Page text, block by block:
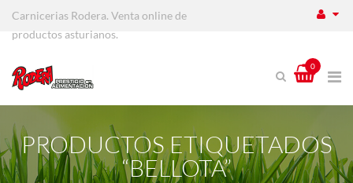
Carnicerias Rodera. Venta online de
productos asturianos.
0
PRODUCTOS ETIQUETADOS
“BELLOTA”